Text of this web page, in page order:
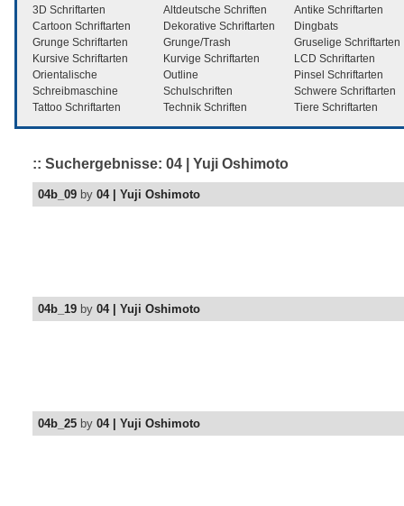
3D Schriftarten Altdeutsche Schriften
Antike Schriftarten
Cartoon Schriftarten
Dekorative Schriftarten
Dingbats
Grunge Schriftarten
Grunge/Trash
Gruselige Schriftarten
Kursive Schriftarten
Kurvige Schriftarten
LCD Schriftarten
Orientalische
Outline
Pinsel Schriftarten
Schreibmaschine
Schulschriften
Schwere Schriftarten
Tattoo Schriftarten
Technik Schriften Tiere Schriftarten
:: Suchergebnisse: 04 | Yuji Oshimoto
04b_09 by 04 | Yuji Oshimoto
04b_19 by 04 | Yuji Oshimoto
04b_25 by 04 | Yuji Oshimoto